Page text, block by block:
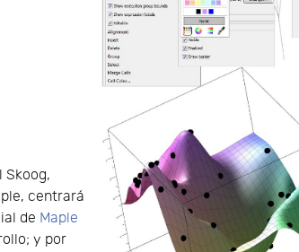
Skoog,
centrará
de Maple
y por